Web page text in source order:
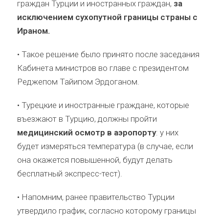
граждан Турции и иностранных граждан, за
исключением сухопутной границы страны с
Ираном.
• Такое решение было принято после заседания
Кабинета министров во главе с президентом
Реджепом Тайипом Эрдоганом.⠀
• Турецкие и иностранные граждане, которые
въезжают в Турцию, должны пройти
медицинский осмотр в аэропорту: у них
будет измеряться температура (в случае, если
она окажется повышенной, будут делать
бесплатный экспресс-тест).⠀
• Напомним, ранее правительство Турции
утвердило график, согласно которому границы